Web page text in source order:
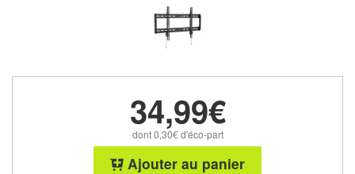
34,99€
dont 0,30€ d'éco-part
Ajouter au panier